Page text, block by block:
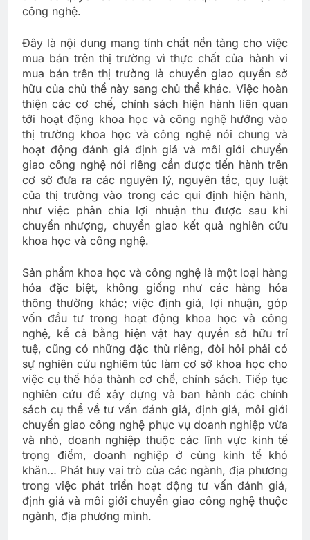
công nghệ.
Đây là nội dung mang tính chất nền tảng cho việc
mua bán trên thị trường vì thực chất của hành vi
mua bán trên thị trường là chuyển giao quyền sở
hữu của chủ thể này sang chủ thể khác. Việc hoàn
thiện các cơ chế, chính sách hiện hành liên quan
tới hoạt động khoa học và công nghệ hướng vào
thị trường khoa học và công nghệ nói chung và
hoạt động đánh giá định giá và môi giới chuyển
giao công nghệ nói riêng cần được tiến hành trên
cơ sở đưa ra các nguyên lý, nguyên tắc, quy luật
của thị trường vào trong các qui định hiện hành,
như việc phân chia lợi nhuận thu được sau khi
chuyển nhượng, chuyển giao kết quả nghiên cứu
khoa học và công nghệ.
Sản phẩm khoa học và công nghệ là một loại hàng
hóa đặc biệt, không giống như các hàng hóa
thông thường khác; việc định giá, lợi nhuận, góp
vốn đầu tư trong hoạt động khoa học và công
nghệ, kể cả bằng hiện vật hay quyền sở hữu trí
tuệ, cũng có những đặc thù riêng, đòi hỏi phải có
sự nghiên cứu nghiêm túc làm cơ sở khoa học cho
việc cụ thể hóa thành cơ chế, chính sách. Tiếp tục
nghiên cứu để xây dựng và ban hành các chính
sách cụ thể về tư vấn đánh giá, định giá, môi giới
chuyển giao công nghệ phục vụ doanh nghiệp vừa
và nhỏ, doanh nghiệp thuộc các lĩnh vực kinh tế
trọng điểm, doanh nghiệp ở cùng kinh tế khó
khăn… Phát huy vai trò của các ngành, địa phương
trong việc phát triển hoạt động tư vấn đánh giá,
định giá và môi giới chuyển giao công nghệ thuộc
ngành, địa phương mình.